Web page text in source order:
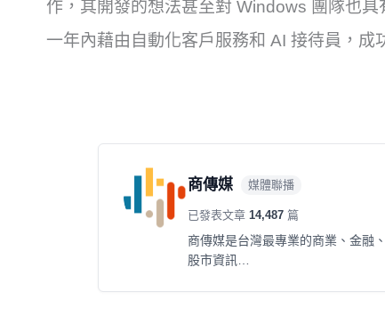
作，其開發的想法甚至對 Windows 團隊也
一年內藉由自動化客戶服務和 AI 接待員，成
商傳媒 媒體聯播
已發表文章 14,487 篇
商傳媒是台灣最專業的商業、金融
股市資訊…